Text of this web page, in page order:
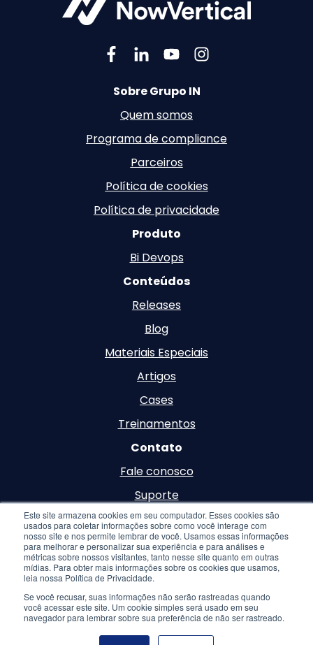
Este site armazena cookies em seu computador. Esses cookies são
usados para coletar informações sobre como você interage com
nosso site e nos permite lembrar de você. Usamos essas informações
para melhorar e personalizar sua experiência e para análises e
métricas sobre nossos visitantes, tanto nesse site quanto em outras
mídias. Para obter mais informações sobre os cookies que usamos,
leia nossa Política de Privacidade.
Se você recusar, suas informações não serão rastreadas quando
você acessar este site. Um cookie simples será usado em seu
navegador para lembrar sobre sua preferência de não ser rastreado.
Sobre Grupo IN
Quem somos
Programa de compliance
Parceiros
Política de cookies
Política de privacidade
Produto
Bi Devops
Conteúdos
Releases
Blog
Materiais Especiais
Artigos
Cases
Treinamentos
Contato
Fale conosco
Suporte
Carreira
© 2026 Inteligência de Negócios. Todos os Direitos
Reservados. Desenvolvido porHook